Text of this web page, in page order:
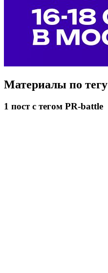
Материалы по тегу
1 постс тегом PR-battle